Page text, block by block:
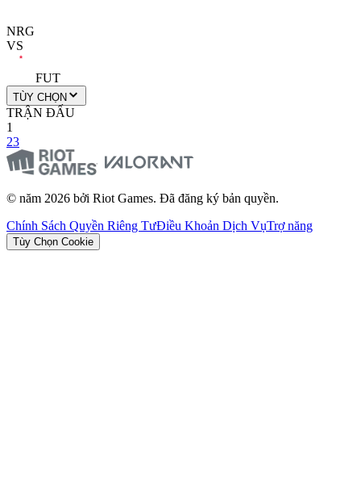
NRG
VS
FUT
TÙY CHỌN
TRẬN ĐẤU
1
23
© năm 2026 bởi Riot Games. Đã đăng ký bản quyền.
Chính Sách Quyền Riêng TưĐiều Khoản Dịch VụTrợ năng
Tùy Chọn Cookie